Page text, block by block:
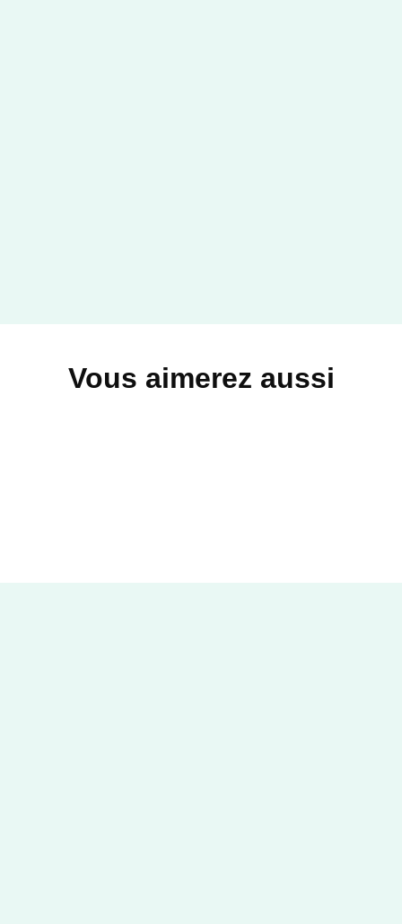
Vous aimerez aussi